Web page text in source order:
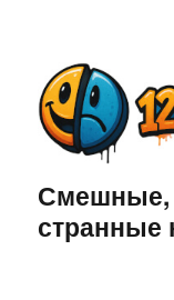
Смешные,
странные